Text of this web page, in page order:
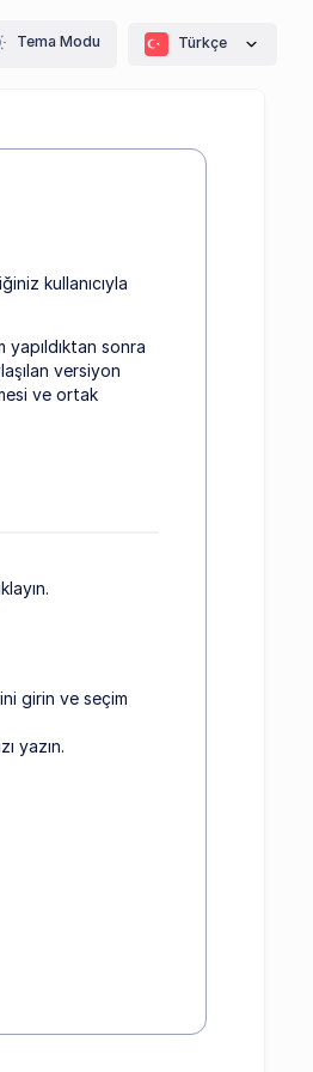
Tema Modu Türkçe
kullanıcıyla
sonra
versiyon
ve ortak
girin ve seçim
yazın.